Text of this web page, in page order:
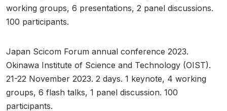
working groups, 6 presentations, 2 panel discussions.
100 participants.
Japan Scicom Forum annual conference 2023.
Okinawa Institute of Science and Technology (OIST).
21-22 November 2023. 2 days. 1 keynote, 4 working
groups, 6 flash talks, 1 panel discussion. 100
participants.